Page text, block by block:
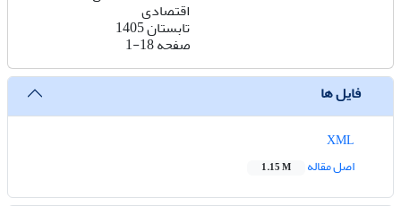
اقتصادی
تابستان 1405
صفحه1-18
فایل ها
اصل مقاله
1.15 M